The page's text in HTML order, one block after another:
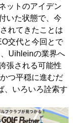
ットのアイデン
いた状態で、今
れてきたことは
交代と今回とで
Uihleinの業界へ
張される可能性
つ平穏に進むだ
、いろいろ詮索す